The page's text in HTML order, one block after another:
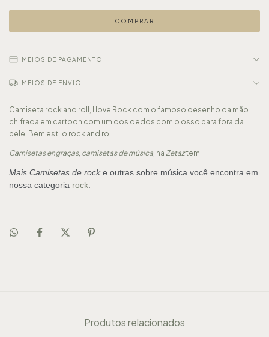
MEIOS DE PAGAMENTO
MEIOS DE ENVIO
Camiseta rock and roll, I love Rock com o famoso desenho da mão
chifrada em cartoon com um dos dedos com o osso para fora da
pele. Bem estilo rock and roll.
Camisetas engraças, camisetas de música, na Zetaztem!
Mais Camisetas de rocke outras sobre música você encontra em
nossa categoria rock
Produtos relacionados